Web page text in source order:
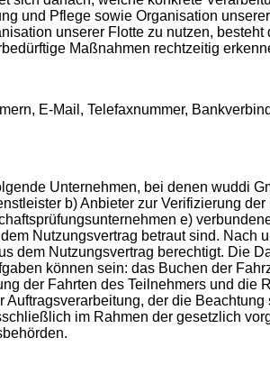
und Pflege sowie Organisation
unserer Flotte zu nutzen,
Maßnahmen rechtzeitig
E-Mail, Telefaxnummer,
Unternehmen, bei denen wuddi
b) Anbieter zur Verifizierung
e)
Nutzungsvertrag betraut sind. Nach
dem Nutzungsvertrag berechtigt. Die
können sein: das Buchen der
der Fahrten des Teilnehmers und die
der die
im Rahmen der gesetzlich